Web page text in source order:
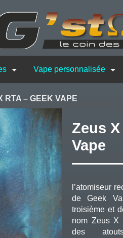
Vape personnalisée
RTA – GEEK VAPE
Zeus X RTA – Geek
Vape
l’atomiseur
de Geek
troisième et
nom Zeus X
des